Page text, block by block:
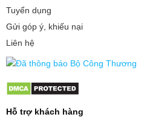
Tuyển dụng
Gửi góp ý, khiếu nại
Liên hệ
Hỗ trợ khách hàng